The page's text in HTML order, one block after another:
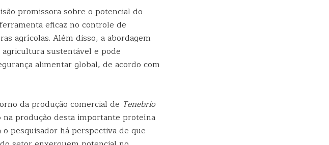
promissora sobre o potencial do
eficaz no controle de
agrícolas. Além disso, a abordagem
sustentável e pode
alimentar global, de acordo com
da produção comercial de Tenebrio
produção desta importante proteína
pesquisador há perspectiva de que